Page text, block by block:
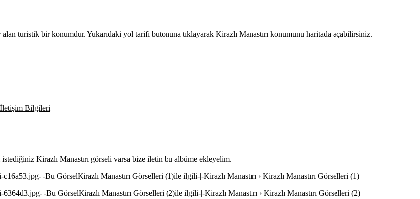
turistik bir konumdur. Yukarıdaki yol tarifi butonuna tıklayarak Kirazlı Manastırı konumunu haritada açabilirsiniz.
Bilgileri
Kirazlı Manastırı görseli varsa bize iletin bu albüme ekleyelim.
|-Bu GörselKirazlı Manastırı Görselleri (1)ile ilgili-|-Kirazlı Manastırı › Kirazlı Manastırı Görselleri (1)
|-Bu GörselKirazlı Manastırı Görselleri (2)ile ilgili-|-Kirazlı Manastırı › Kirazlı Manastırı Görselleri (2)